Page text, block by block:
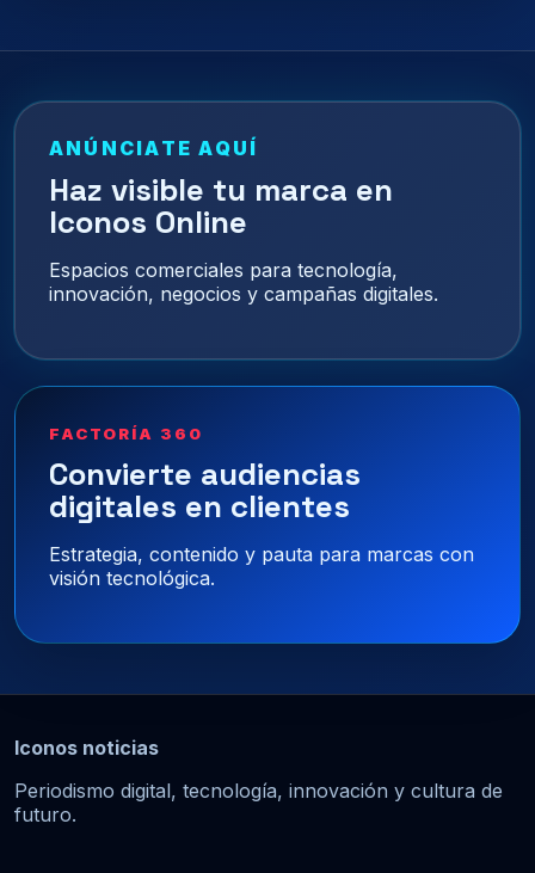
ANÚNCIATE AQUÍ
Haz visible tu marca en
Iconos Online
Espacios comerciales para tecnología,
innovación, negocios y campañas digitales.
FACTORÍA 360
Convierte audiencias
digitales en clientes
Estrategia, contenido y pauta para marcas con
visión tecnológica.
Iconos noticias
Periodismo digital, tecnología, innovación y cultura de
futuro.